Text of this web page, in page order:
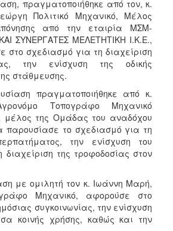
πραγματοποιήθηκε από τον, κ.
Πολιτικό Μηχανικό, Μέλος
από την εταιρία ΜΣΜ-
ΣΥΝΕΡΓΑΤΕΣ ΜΕΛΕΤΗΤΙΚΗ Ι.Κ.Ε.,
στο σχεδιασμό για τη διαχείριση
την ενίσχυση της οδικής
στάθμευσης.
πραγματοποιήθηκε από κ.
Τοπογράφο Μηχανικό
μέλος της Ομάδας του αναδόχου
παρουσίασε το σχεδιασμό για τη
την ενίσχυση του
διαχείριση της τροφοδοσίας στον
με ομιλητή τον κ. Ιωάννη Μαρή,
Μηχανικό, αφορούσε στο
συγκοινωνίας, την ενίσχυση
κοινής χρήσης, καθώς και την